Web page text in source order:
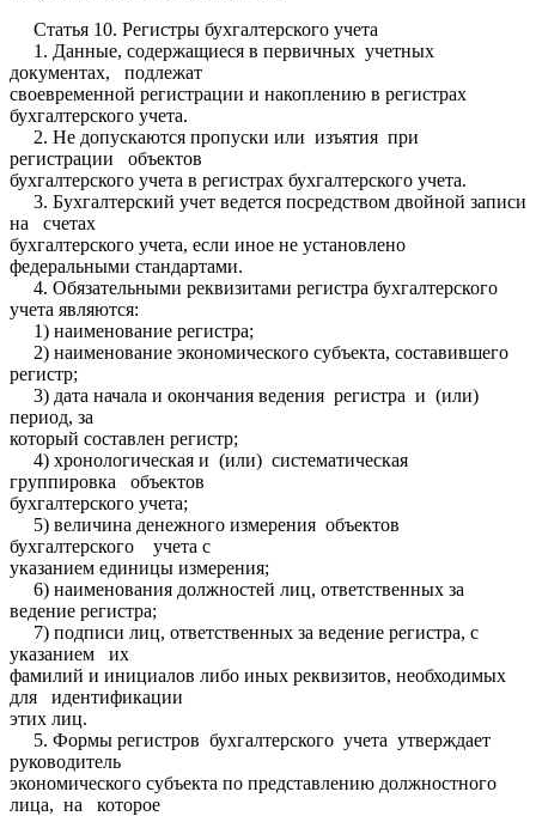
Статья 10. Регистры бухгалтерского учета
1. Данные, содержащиеся в первичных учетных
документах, подлежат
своевременной регистрации и накоплению в регистрах
бухгалтерского учета.
2. Не допускаются пропуски или изъятия при
регистрации объектов
бухгалтерского учета в регистрах бухгалтерского учета.
3. Бухгалтерский учет ведется посредством двойной записи
на счетах
бухгалтерского учета, если иное не установлено
федеральными стандартами.
4. Обязательными реквизитами регистра бухгалтерского
учета являются:
1) наименование регистра;
2) наименование экономического субъекта, составившего
регистр;
3) дата начала и окончания ведения регистра и (или)
период, за
который составлен регистр;
4) хронологическая и (или) систематическая
группировка объектов
бухгалтерского учета;
5) величина денежного измерения объектов
бухгалтерского учета с
указанием единицы измерения;
6) наименования должностей лиц, ответственных за
ведение регистра;
7) подписи лиц, ответственных за ведение регистра, с
указанием их
фамилий и инициалов либо иных реквизитов, необходимых
для идентификации
этих лиц.
5. Формы регистров бухгалтерского учета утверждает
руководитель
экономического субъекта по представлению должностного
лица, на которое